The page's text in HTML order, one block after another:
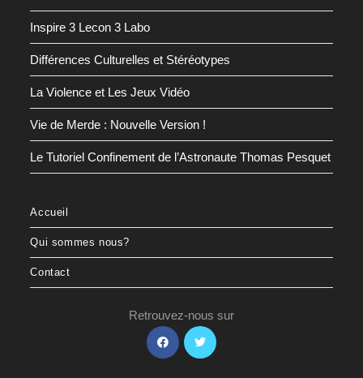
Inspire 3 Lecon 3 Labo
Différences Culturelles et Stéréotypes
La Violence et Les Jeux Vidéo
Vie de Merde : Nouvelle Version !
Le Tutoriel Confinement de l’Astronaute Thomas Pesquet
Accueil
Qui sommes nous?
Contact
Retrouvez-nous sur
S’ouvre
dans
S’ouvre